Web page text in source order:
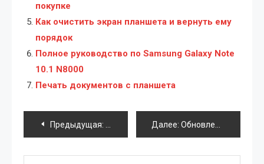
покупке
Как очистить экран планшета и вернуть ему
порядок
Полное руководство по Samsung Galaxy Note
10.1 N8000
Печать документов с планшета
Навигация
по
Предыдущая: Использование ноутбука как
Далее: Обновление iOS до версии 10 на iPad